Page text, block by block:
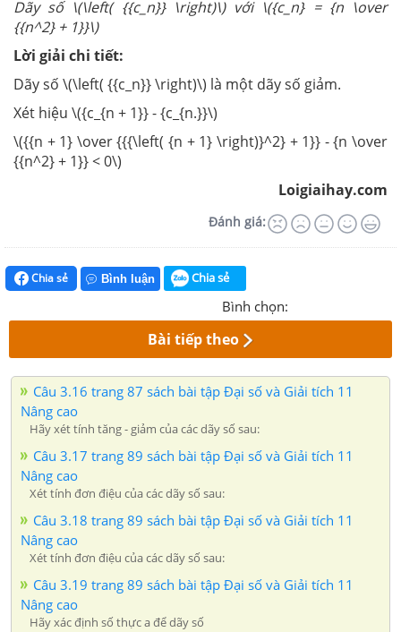
Dãy số \(\left( {{c_n}} \right)\) với \({c_n} = {n \over
{{n^2} + 1}}\)
Lời giải chi tiết:
Dãy số \(\left( {{c_n}} \right)\) là một dãy số giảm.
Xét hiệu \({c_{n + 1}} - {c_{n.}}\)
\({{n + 1} \over {{{\left( {n + 1} \right)}^2} + 1}} - {n \over
{{n^2} + 1}} < 0\)
Loigiaihay.com
Đánh giá:
Chia sẻ Bình luận Chia sẻ
Bình chọn:
Bài tiếp theo
Câu 3.16 trang 87 sách bài tập Đại số và Giải tích 11
Nâng cao
Hãy xét tính tăng - giảm của các dãy số sau:
Câu 3.17 trang 89 sách bài tập Đại số và Giải tích 11
Nâng cao
Xét tính đơn điệu của các dãy số sau:
Câu 3.18 trang 89 sách bài tập Đại số và Giải tích 11
Nâng cao
Xét tính đơn điệu của các dãy số sau:
Câu 3.19 trang 89 sách bài tập Đại số và Giải tích 11
Nâng cao
Hãy xác định số thực a để dãy số